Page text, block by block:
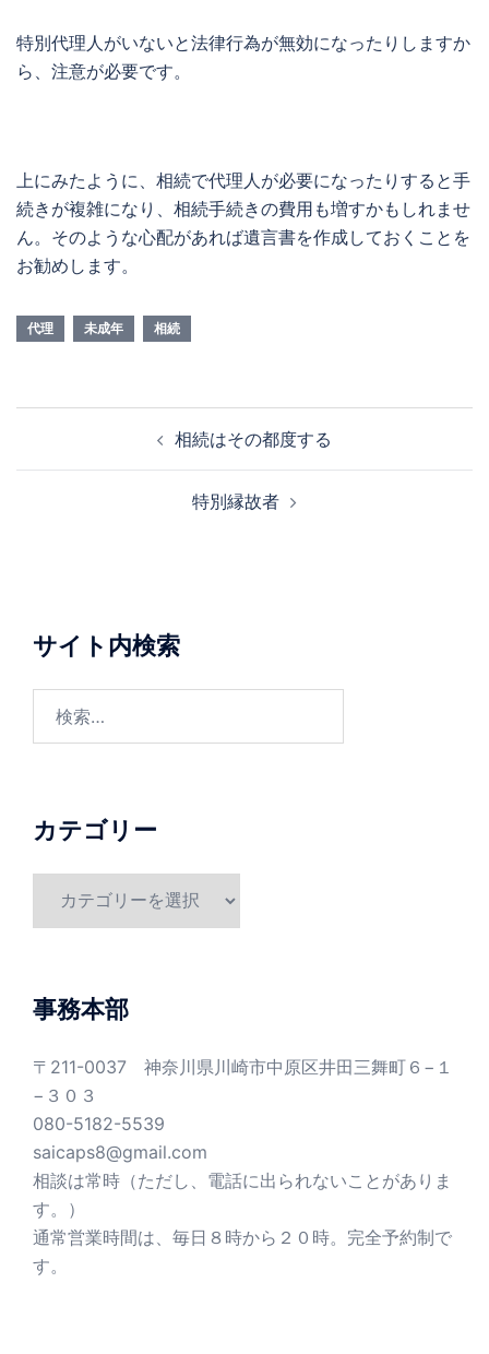
特別代理人 がいないと法律行為が無効になったりしますか
ら、注意が必要です。
上にみたように、相続で代理人が必要になったりすると手
続きが複雑になり、相続手続きの費用も増すかもしれませ
ん。そのような心配があれば遺言書を作成しておくことを
お勧めします。
代理 未成年 相続
ョ
ン
相続はその都度する
特別縁故者
サイト内検索
カテゴリー
ー
事務本部
〒211-0037 神奈川県川崎市中原区井田三舞町６−１
−３０３
080-5182-5539
saicaps8@gmail.com
相談は常時（ただし、電話に出られないことがありま
す。）
通常営業時間は、毎日８時から２０時。完全予約制で
す。